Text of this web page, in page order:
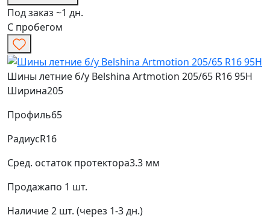
Под заказ ~1 дн.
С пробегом
Шины летние б/у Belshina Artmotion 205/65 R16 95H
Ширина205
Профиль65
РадиусR16
Сред. остаток протектора3.3 мм
Продажапо 1 шт.
Наличие2 шт. (через 1-3 дн.)